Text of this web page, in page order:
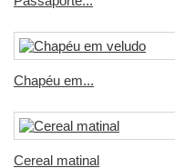
Chapéu em...
Cereal matinal